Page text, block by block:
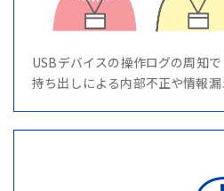
USBデバイスの操作ログの周知で
持ち出しによる内部不正や情報